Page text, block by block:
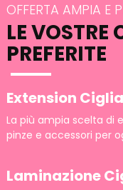
OFFERTA AMPIA E
LE VOSTRE
PREFERITE
Extension Ciglia
La più ampia scelta di
pinze e accessori per
Laminazione